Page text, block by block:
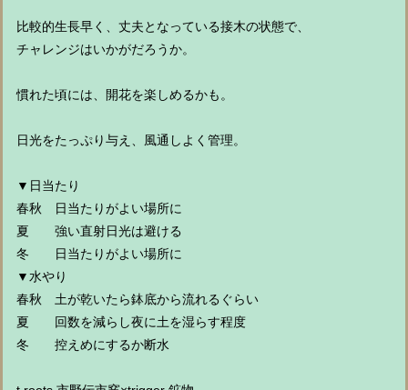
比較的生長早く、丈夫となっている接木の状態で、
チャレンジはいかがだろうか。
慣れた頃には、開花を楽しめるかも。
日光をたっぷり与え、風通しよく管理。
▼日当たり
春秋 日当たりがよい場所に
夏 強い直射日光は避ける
冬 日当たりがよい場所に
▼水やり
春秋 土が乾いたら鉢底から流れるぐらい
夏 回数を減らし夜に土を湿らす程度
冬 控えめにするか断水